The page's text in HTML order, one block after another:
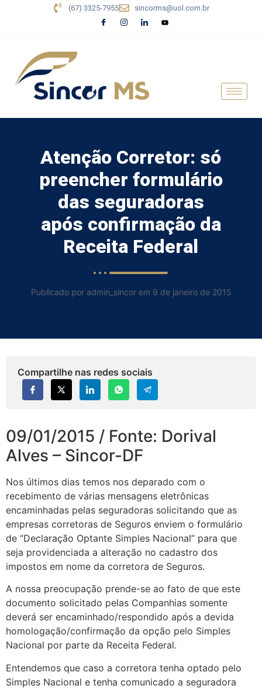
(67) 3325-7955 sincorms@uol.com.br
Atenção Corretor: só
preencher formulário
das seguradoras
após confirmação da
Receita Federal
Publicado por admin_sincor em 9 de janeiro de 2015
Compartilhe nas redes sociais
09/01/2015 / Fonte: Dorival
Alves – Sincor-DF
Nos últimos dias temos nos deparado com o
recebimento de várias mensagens eletrônicas
encaminhadas pelas seguradoras solicitando que as
empresas corretoras de Seguros enviem o formulário
de “Declaração Optante Simples Nacional” para que
seja providenciada a alteração no cadastro dos
impostos em nome da corretora de Seguros.
A nossa preocupação prende-se ao fato de que este
documento solicitado pelas Companhias somente
deverá ser encaminhado/respondido após a devida
homologação/confirmação da opção pelo Simples
Nacional por parte da Receita Federal.
Entendemos que caso a corretora tenha optado pelo
Simples Nacional e tenha comunicado a seguradora